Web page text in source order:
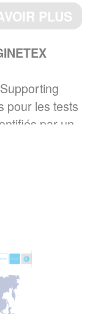
PLUS
pour les tests
par un
PLUS
habitudes
pour guider
de leurs
PLUS